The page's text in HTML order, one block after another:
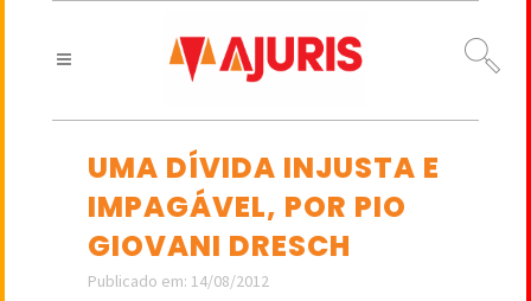
UMA DÍVIDA INJUSTA E
IMPAGÁVEL, POR PIO
GIOVANI DRESCH
Publicado em: 14/08/2012